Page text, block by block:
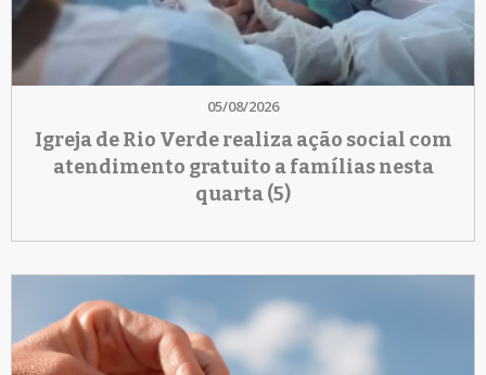
05/08/2026
Igreja de Rio Verde realiza ação social com
atendimento gratuito a famílias nesta
quarta (5)